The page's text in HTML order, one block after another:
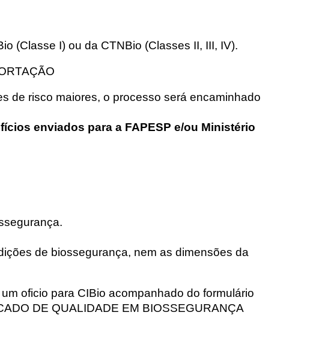
(Classe I) ou da CTNBio (Classes II, III, IV).
de risco maiores, o processo será encaminhado
ícios enviados para a FAPESP e/ou Ministério
de biossegurança, nem as dimensões da
oficio para CIBio acompanhado do formulário
DE QUALIDADE EM BIOSSEGURANÇA